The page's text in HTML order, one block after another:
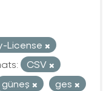
License
CSV
güneş
ges